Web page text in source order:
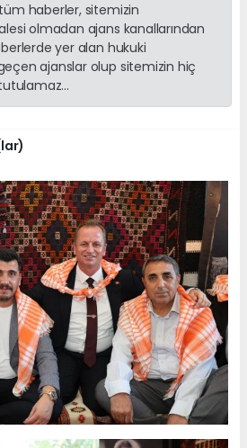
haberler, sitemizin
olmadan ajans kanallarından
yer alan hukuki
ajanslar olup sitemizin hiç